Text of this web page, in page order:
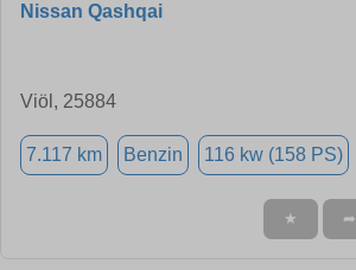
Nissan Qashqai
Viöl, 25884
7.117 km Benzin 116 kw (158 PS)
★ ➦